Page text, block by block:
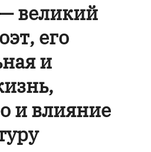
великий
его
и
и влияние